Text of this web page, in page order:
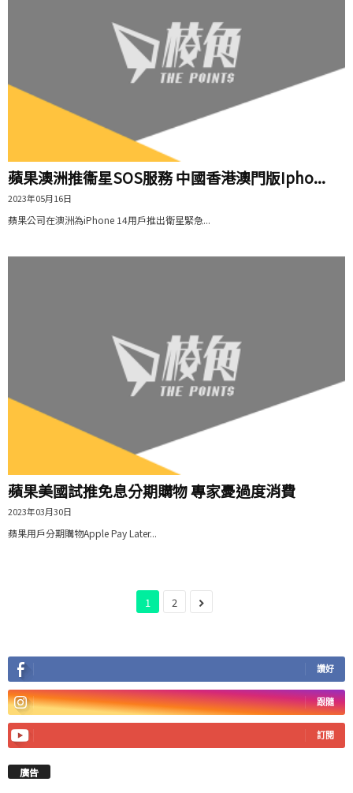
蘋果澳洲推衞星SOS服務 中國香港澳門版Ipho...
2023年05月16日
蘋果公司在澳洲為iPhone 14用戶推出衛星緊急...
蘋果美國試推免息分期購物 專家憂過度消費
2023年03月30日
蘋果用戶分期購物Apple Pay Later...
1 2
讚好
跟隨
訂閱
廣告